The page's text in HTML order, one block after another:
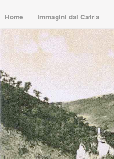
Home Immagini dal Catria